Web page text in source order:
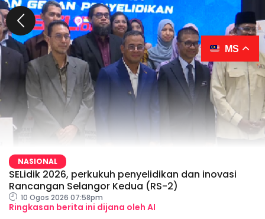
NASIONAL
SELidik 2026, perkukuh penyelidikan dan inovasi
Rancangan Selangor Kedua (RS-2)
10 Ogos 2026 07:58pm
Ringkasan berita ini dijana oleh AI
MS